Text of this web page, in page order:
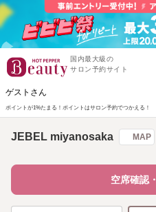
国内最大級の
サロン予約サイト
ゲストさん
ポイントが1%たまる！ ポイントはサロン予約でつかえる！
JEBEL miyanosaka MAP
空席確認